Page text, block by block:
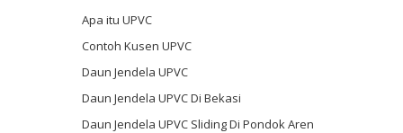
Apa itu UPVC
Contoh Kusen UPVC
Daun Jendela UPVC
Daun Jendela UPVC Di Bekasi
Daun Jendela UPVC Sliding Di Pondok Aren